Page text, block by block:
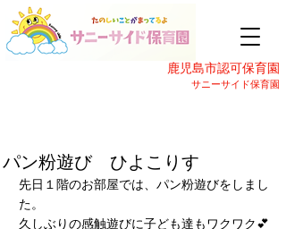
鹿児島市認可保育園
サニーサイド保育園
パン粉遊び ひよこりす
先日１階のお部屋では、パン粉遊びをしまし
た。
久しぶりの感触遊びに子ども達もワクワク💕